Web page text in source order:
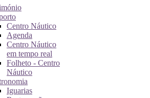
Centro Náutico
Agenda
Centro Náutico
em tempo real
Folheto - Centro
Náutico
Iguarias